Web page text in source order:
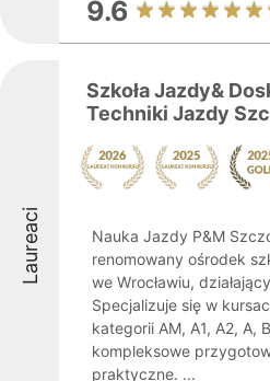
9.6
Laureaci
Szkoła Jazdy&
Techniki Jazdy
Nauka Jazdy P&M
renomowany ośrodek
we Wrocławiu,
Specjalizuje się w
kategorii AM, A1, A2, A,
kompleksowe
praktyczne. ...